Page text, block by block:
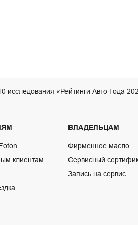
исследования «Рейтинги Авто Года
клиентам
ВЛАДЕЛЬЦАМ
Фирменное масло
Сервисный
Запись на сервис